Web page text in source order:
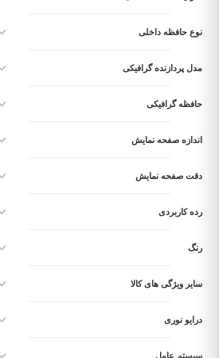
نوع حافظه داخلی
مدل پردازنده گرافیکی
حافظه گرافیکی
اندازه صفحه نمایش
دقت صفحه نمایش
رده کاربردی
رنگ
سایر ویژگی های کالا
درایو نوری
سیستم عامل